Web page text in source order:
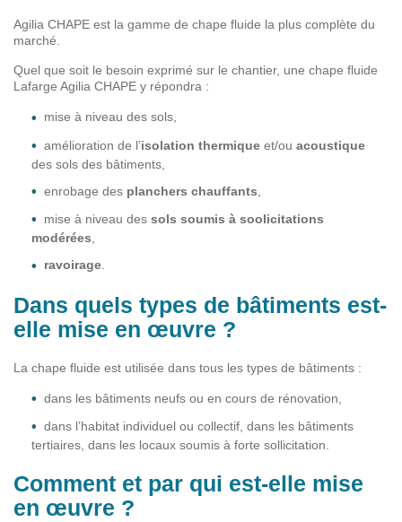
Agilia CHAPE est la gamme de chape fluide la plus complète du
marché.
Quel que soit le besoin exprimé sur le chantier, une chape fluide
Lafarge Agilia CHAPE y répondra :
mise à niveau des sols,
amélioration de l’isolation thermique et/ou acoustique
des sols des bâtiments,
enrobage des planchers chauffants
mise à niveau des sols soumis à soolicitations
modérées,
ravoirage.
Dans quels types de bâtiments est-
elle mise en œuvre ?
La chape fluide est utilisée dans tous les types de bâtiments :
dans les bâtiments neufs ou en cours de rénovation,
dans l’habitat individuel ou collectif, dans les bâtiments
tertiaires, dans les locaux soumis à forte sollicitation.
Comment et par qui est-elle mise
en œuvre ?